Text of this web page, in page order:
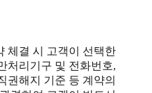
체결 시 고객이 선택한
처리기구 및 전화번호,
권해지 기준 등 계약의